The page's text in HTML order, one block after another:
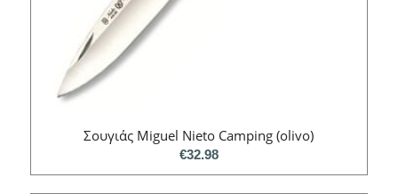
Σουγιάς Miguel Nieto Camping (olivo)
€32.98